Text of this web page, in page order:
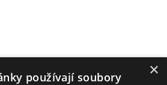
×
používají soubory